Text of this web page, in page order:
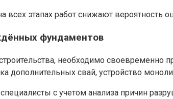
всех этапах работ снижают
фундаментов
необходимо своевременно
дополнительных свай, устройство
с учетом анализа причин